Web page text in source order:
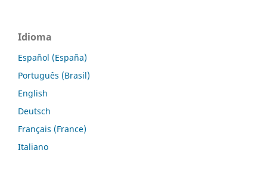
Idioma
Español (España)
Português (Brasil)
English
Deutsch
Français (France)
Italiano